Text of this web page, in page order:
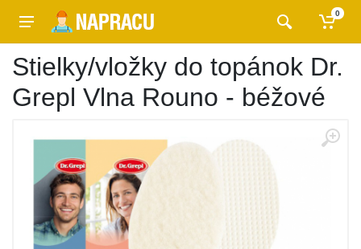
0
Stielky/vložky do topánok Dr.
Grepl Vlna Rouno - béžové